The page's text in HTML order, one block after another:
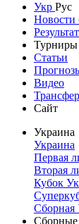
Укр Рус
Новости
Турниры
Статьи
Видео
Сайт
Украина
Украина
Первая
Вторая
Кубок
Сборная
Сборные